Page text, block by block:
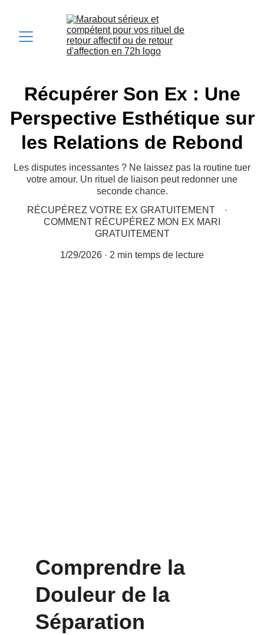
Récupérer Son Ex : Une
Perspective Esthétique sur
les Relations de Rebond
Les disputes incessantes ? Ne laissez pas la routine tuer
votre amour. Un rituel de liaison peut redonner une
seconde chance.
RÉCUPÉREZ VOTRE EX GRATUITEMENT
COMMENT RÉCUPÉREZ MON EX MARI
GRATUITEMENT
1/29/2026 2 min temps de lecture
Comprendre la
Douleur de la
Séparation